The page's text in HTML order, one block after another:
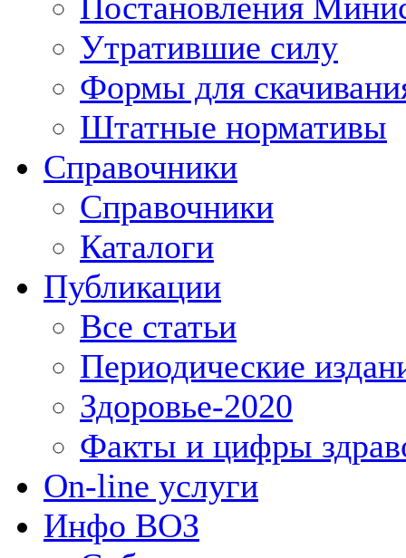
Утратившие силу
Формы для
Штатные нормативы
Справочники
Справочники
Каталоги
Публикации
Все статьи
Периодические
Здоровье-2020
Факты и цифры
On-line услуги
Инфо ВОЗ